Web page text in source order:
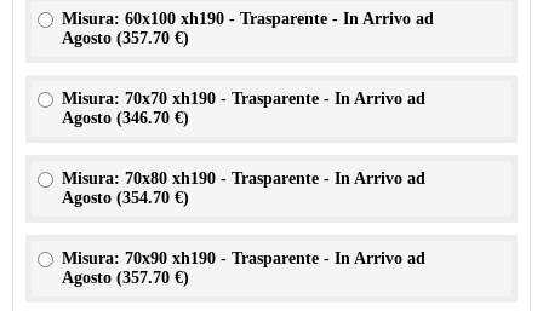
Misura: 60x100 xh190 - Trasparente - In Arrivo ad
Agosto (357.70 €)
Misura: 70x70 xh190 - Trasparente - In Arrivo ad
Agosto (346.70 €)
Misura: 70x80 xh190 - Trasparente - In Arrivo ad
Agosto (354.70 €)
Misura: 70x90 xh190 - Trasparente - In Arrivo ad
Agosto (357.70 €)